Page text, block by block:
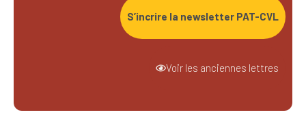
S’incrire la newsletter PAT-CVL
Voir les anciennes lettres